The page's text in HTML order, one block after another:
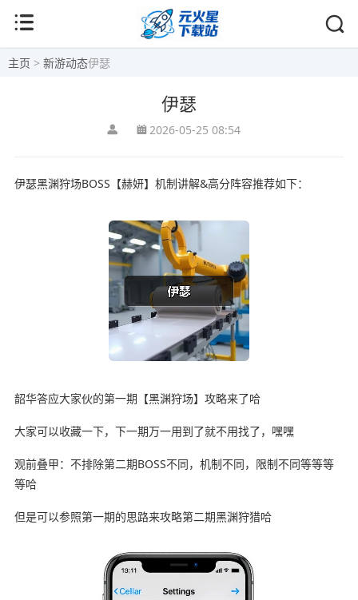
主页 > 新游动态伊瑟
伊瑟
2026-05-25 08:54
伊瑟黑渊狩场BOSS【赫妍】机制讲解&高分阵容推荐如下：
韶华答应大家伙的第一期【黑渊狩场】攻略来了哈
大家可以收藏一下，下一期万一用到了就不用找了，嘿嘿
观前叠甲：不排除第二期BOSS不同，机制不同，限制不同等等等
等哈
但是可以参照第一期的思路来攻略第二期黑渊狩猎哈